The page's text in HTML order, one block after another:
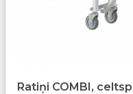
Ratiņi COMBI,